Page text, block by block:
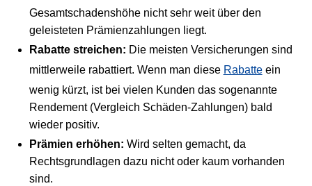
Gesamtschadenshöhe nicht sehr weit über den
geleisteten Prämienzahlungen liegt.
Rabatte streichen: Die meisten Versicherungen sind
mittlerweile rabattiert. Wenn man diese Rabatteein
wenig kürzt, ist bei vielen Kunden das sogenannte
Rendement (Vergleich Schäden-Zahlungen) bald
wieder positiv.
Prämien erhöhen: Wird selten gemacht, da
Rechtsgrundlagen dazu nicht oder kaum vorhanden
sind.